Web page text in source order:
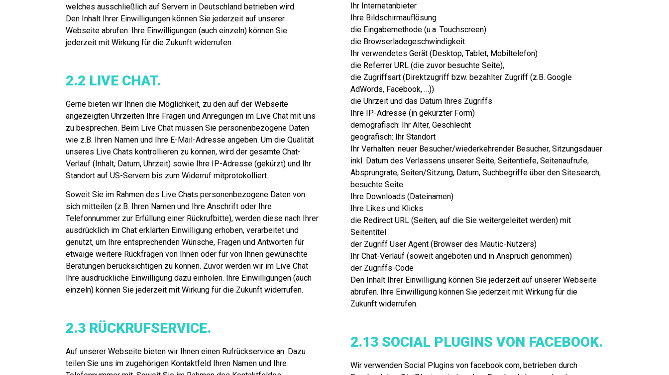
welches ausschließlich auf Servern in Deutschland betrieben wird.
Den Inhalt Ihrer Einwilligungen können Sie jederzeit auf unserer
Webseite abrufen. Ihre Einwilligungen (auch einzeln) können Sie
jederzeit mit Wirkung für die Zukunft widerrufen.
2.2 LIVE CHAT.
Gerne bieten wir Ihnen die Möglichkeit, zu den auf der Webseite
angezeigten Uhrzeiten Ihre Fragen und Anregungen im Live Chat mit uns
zu besprechen. Beim Live Chat müssen Sie personenbezogene Daten
wie z.B. Ihren Namen und Ihre E-Mail-Adresse angeben. Um die Qualität
unseres Live Chats kontrollieren zu können, wird der gesamte Chat-
Verlauf (Inhalt, Datum, Uhrzeit) sowie Ihre IP-Adresse (gekürzt) und Ihr
Standort auf US-Servern bis zum Widerruf mitprotokolliert.
Soweit Sie im Rahmen des Live Chats personenbezogene Daten von
sich mitteilen (z.B. Ihren Namen und Ihre Anschrift oder Ihre
Telefonnummer zur Erfüllung einer Rückrufbitte), werden diese nach Ihrer
ausdrücklich im Chat erklärten Einwilligung erhoben, verarbeitet und
genutzt, um Ihre entsprechenden Wünsche, Fragen und Antworten für
etwaige weitere Rückfragen von Ihnen oder für von Ihnen gewünschte
Beratungen berücksichtigen zu können. Zuvor werden wir im Live Chat
Ihre ausdrückliche Einwilligung dazu einholen. Ihre Einwilligungen (auch
einzeln) können Sie jederzeit mit Wirkung für die Zukunft widerrufen.
2.3 RÜCKRUFSERVICE.
Auf unserer Webseite bieten wir Ihnen einen Rufrückservice an. Dazu
teilen Sie uns im zugehörigen Kontaktfeld Ihren Namen und Ihre
Ihr Internetanbieter
Ihre Bildschirmauflösung
die Eingabemethode (u.a. Touchscreen)
die Browserladegeschwindigkeit
Ihr verwendetes Gerät (Desktop, Tablet, Mobiltelefon)
die Referrer URL (die zuvor besuchte Seite),
die Zugriffsart (Direktzugriff bzw. bezahlter Zugriff (z.B. Google
AdWords, Facebook, …))
die Uhrzeit und das Datum Ihres Zugriffs
Ihre IP-Adresse (in gekürzter Form)
demografisch: Ihr Alter, Geschlecht
geografisch: Ihr Standort
Ihr Verhalten: neuer Besucher/wiederkehrender Besucher, Sitzungsdauer
inkl. Datum des Verlassens unserer Seite, Seitentiefe, Seitenaufrufe,
Absprungrate, Seiten/Sitzung, Datum, Suchbegriffe über den Sitesearch,
besuchte Seite
Ihre Downloads (Dateinamen)
Ihre Likes und Klicks
die Redirect URL (Seiten, auf die Sie weitergeleitet werden) mit
Seitentitel
der Zugriff User Agent (Browser des Mautic-Nutzers)
Ihr Chat-Verlauf (soweit angeboten und in Anspruch genommen)
der Zugriffs-Code
Den Inhalt Ihrer Einwilligung können Sie jederzeit auf unserer Webseite
abrufen. Ihre Einwilligung können Sie jederzeit mit Wirkung für die
Zukunft widerrufen.
2.13 SOCIAL PLUGINS VON FACEBOOK.
Wir verwenden Social Plugins von facebook.com, betrieben durch